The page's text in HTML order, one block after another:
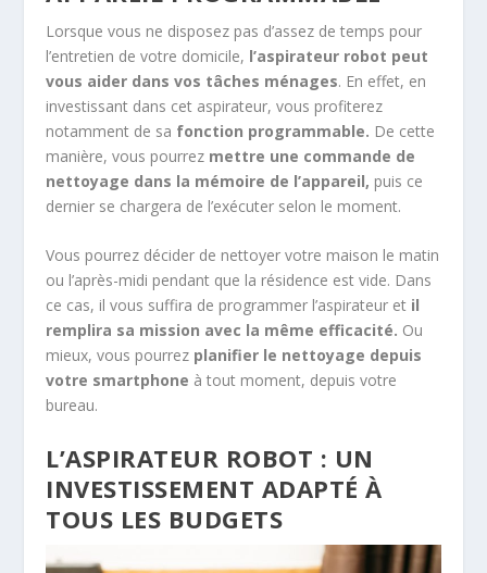
Lorsque vous ne disposez pas d’assez de temps pour
l’entretien de votre domicile, l’aspirateur robot peut
vous aider dans vos tâches ménages. En effet, en
investissant dans cet aspirateur, vous profiterez
notamment de sa fonction programmable. De cette
manière, vous pourrez mettre une commande de
nettoyage dans la mémoire de l’appareil, puis ce
dernier se chargera de l’exécuter selon le moment.
Vous pourrez décider de nettoyer votre maison le matin
ou l’après-midi pendant que la résidence est vide. Dans
ce cas, il vous suffira de programmer l’aspirateur et il
remplira sa mission avec la même efficacité. Ou
mieux, vous pourrez planifier le nettoyage depuis
votre smartphone à tout moment, depuis votre
bureau.
L’ASPIRATEUR ROBOT : UN
INVESTISSEMENT ADAPTÉ À
TOUS LES BUDGETS